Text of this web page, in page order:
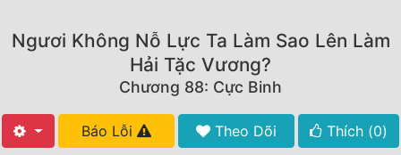
Truyện Mới Ra
Hoàn Thành
Ngươi Không Nỗ Lực Ta Làm Sao Lên Làm
Hải Tặc Vương?
Chương 88: Cực Binh
Báo Lỗi Theo Dõi Thích (0)